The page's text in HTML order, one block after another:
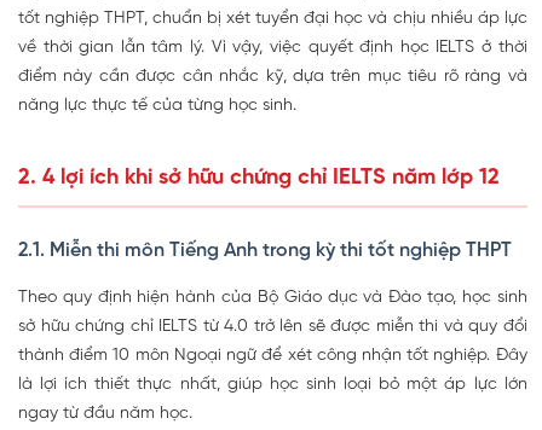
tốt nghiệp THPT, chuẩn bị xét tuyển đại học và chịu nhiều áp lực
về thời gian lẫn tâm lý. Vì vậy, việc quyết định học IELTS ở thời
điểm này cần được cân nhắc kỹ, dựa trên mục tiêu rõ ràng và
năng lực thực tế của từng học sinh.
2. 4 lợi ích khi sở hữu chứng chỉ IELTS năm lớp 12
2.1. Miễn thi môn Tiếng Anh trong kỳ thi tốt nghiệp THPT
Theo quy định hiện hành của Bộ Giáo dục và Đào tạo, học sinh
sở hữu chứng chỉ IELTS từ 4.0 trở lên sẽ được miễn thi và quy đổi
thành điểm 10 môn Ngoại ngữ để xét công nhận tốt nghiệp. Đây
là lợi ích thiết thực nhất, giúp học sinh loại bỏ một áp lực lớn
ngay từ đầu năm học.